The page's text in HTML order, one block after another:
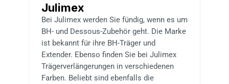
Julimex
Bei Julimex werden Sie fündig, wenn es um
BH- und Dessous-Zubehör geht. Die Marke
ist bekannt für ihre BH-Träger und
Extender. Ebenso finden Sie bei Julimex
Trägerverlängerungen in verschiedenen
Farben. Beliebt sind ebenfalls die